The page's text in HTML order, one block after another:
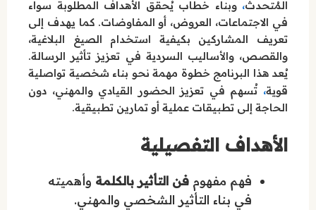
المُتحدث، وبناء خطاب يُحقق الأهداف المطلوبة سواء
في الاجتماعات، العروض، أو المفاوضات. كما يهدف إلى
تعريف المشاركين بكيفية استخدام الصيغ البلاغية،
والقصص، والأساليب السردية في تعزيز تأثير الرسالة.
يُعد هذا البرنامج خطوة مهمة نحو بناء شخصية تواصلية
قوية، تُسهم في تعزيز الحضور القيادي والمهني، دون
الحاجة إلى تطبيقات عملية أو تمارين تطبيقية.
الأهداف التفصيلية
فهم مفهوم فن التأثير بالكلمة وأهميته
في بناء التأثير الشخصي والمهني.